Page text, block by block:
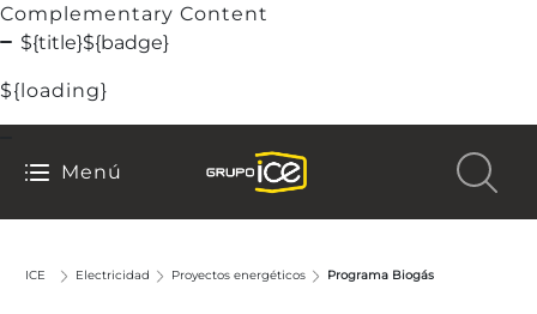
Complementary Content
${title}${badge}
${loading}
Menú
ICE Electricidad Proyectos energéticos Programa Biogás